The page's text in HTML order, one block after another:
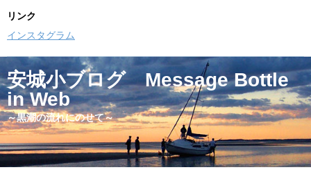
リンク
インスタグラム
安城小ブログ Message Bottle
in Web
～黒潮の流れにのせて～